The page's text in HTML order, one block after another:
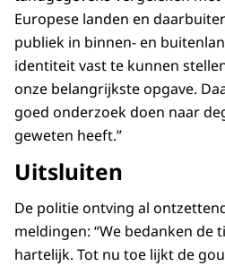
Europese landen en
publiek in binnen- en
identiteit vast te kunnen
onze belangrijkste opgave.
goed onderzoek doen naar
geweten heeft.”
Uitsluiten
De politie ontving al
meldingen: “We bedanken de
hartelijk. Tot nu toe lijkt de